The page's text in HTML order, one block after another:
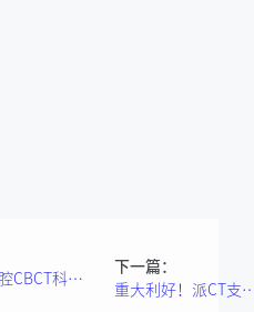
Pirox——定义口腔CBCT科技美学新高度！
下一篇：
重大利好！派CT支